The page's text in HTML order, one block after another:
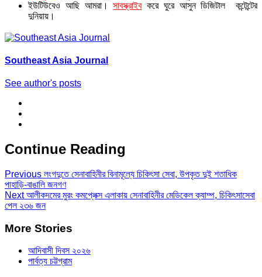
ইউটিউবেও আছি আমরা।
সাবস্ক্রাইব করে ঘুরে আসুন ডিজিটাল কন্টেন্টের
দুনিয়ায়।
Southeast Asia Journal
See author's posts
Continue Reading
Previous লংগদুতে সেনাবাহিনীর বিনামূল্যে চিকিৎসা সেবা, উপকৃত দুই শতাধিক
পাহাড়ি-বাঙালি জনগণ
Nextআলীকদমের মুরং কমপ্লেক্স এলাকায় সেনাবাহিনীর মেডিকেল ক্যাম্প, চিকিৎসাসেবা
পেল ২৩৬ জন
More Stories
আদিবাসী দিবস ২০২৬
পার্বত্য চট্টগ্রাম